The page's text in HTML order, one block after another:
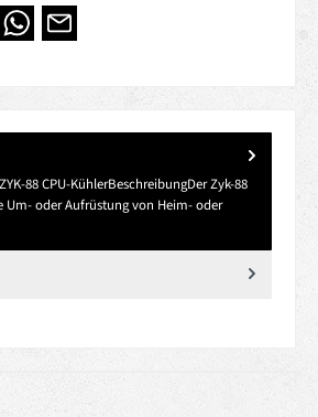
88 CPU-KühlerBeschreibungDer Zyk-88
Um- oder Aufrüstung von Heim- oder